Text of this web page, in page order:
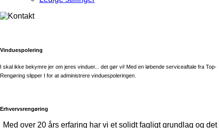
Vinduespolering
I skal ikke bekymre jer om jeres vinduer... det gør vi! Med en løbende serviceaftale fra Top-
Rengøring slipper I for at administrere vinduespoleringen.
Erhvervsrengøring
Med over 20 års erfaring har vi et solidt fagligt grundlag og det